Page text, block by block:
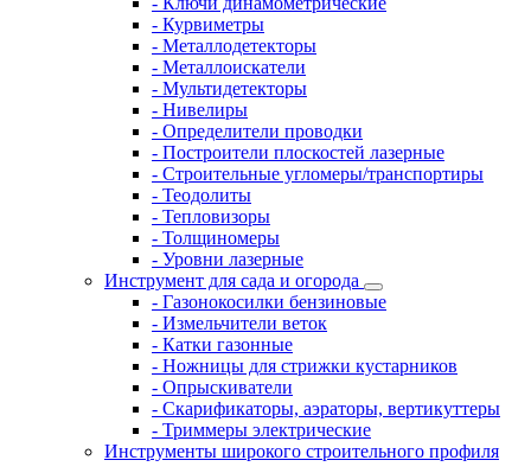
- Курвиметры
- Металлодетекторы
- Металлоискатели
- Мультидетекторы
- Нивелиры
- Определители проводки
- Построители плоскостей лазерные
- Строительные угломеры/транспортиры
- Теодолиты
- Тепловизоры
- Толщиномеры
- Уровни лазерные
Инструмент для сада и огорода
- Газонокосилки бензиновые
- Измельчители веток
- Катки газонные
- Ножницы для стрижки кустарников
- Опрыскиватели
- Скарификаторы, аэраторы, вертикуттеры
- Триммеры электрические
Инструменты широкого строительного профиля